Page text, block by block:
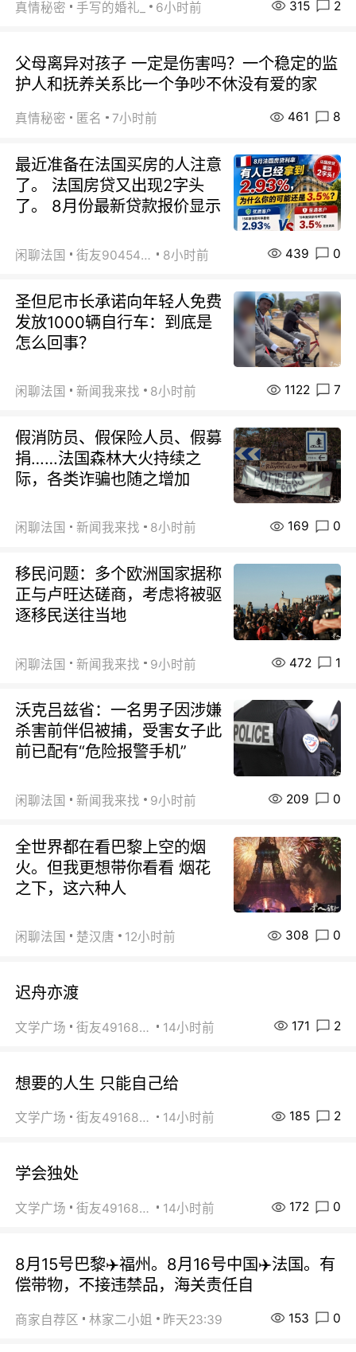
真情秘密 手写的婚礼_ 6小时前 315 2
父母离异对孩子 一定是伤害吗？一个稳定的监
护人和抚养关系比一个争吵不休没有爱的家
真情秘密 匿名 7小时前 461 8
最近准备在法国买房的人注意
了。 法国房贷又出现2字头
了。 8月份最新贷款报价显示
闲聊法国 街友90454511 8小时前 439 0
圣但尼市长承诺向年轻人免费
发放1000辆自行车：到底是
怎么回事？
闲聊法国 新闻我来找 8小时前 1122 7
假消防员、假保险人员、假募
捐……法国森林大火持续之
际，各类诈骗也随之增加
闲聊法国 新闻我来找 8小时前 169 0
移民问题：多个欧洲国家据称
正与卢旺达磋商，考虑将被驱
逐移民送往当地
闲聊法国 新闻我来找 9小时前 472 1
沃克吕兹省：一名男子因涉嫌
杀害前伴侣被捕，受害女子此
前已配有“危险报警手机”
闲聊法国 新闻我来找 9小时前 209 0
全世界都在看巴黎上空的烟
火。但我更想带你看看 烟花
之下，这六种人
闲聊法国 楚汉唐 12小时前 308 0
迟舟亦渡
文学广场 街友49168527 14小时前 171 2
想要的人生 只能自己给
文学广场 街友49168527 14小时前 185 2
学会独处
文学广场 街友49168527 14小时前 172 0
8月15号巴黎✈️福州。8月16号中国✈️法国。有
偿带物，不接违禁品，海关责任自
商家自荐区 林家二小姐 昨天23:39 153 0